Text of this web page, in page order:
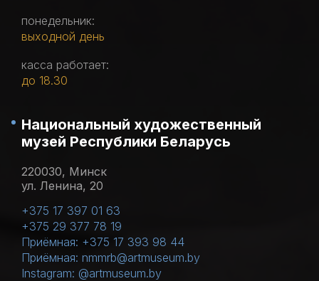
понедельник:
выходной день
касса работает:
до 18.30
Национальный художественный
музей Республики Беларусь
220030, Минск
ул. Ленина, 20
+375 17 397 01 63
+375 29 377 78 19
Приёмная: +375 17 393 98 44
Приёмная: nmmrb@artmuseum.by
Instagram: @artmuseum.by